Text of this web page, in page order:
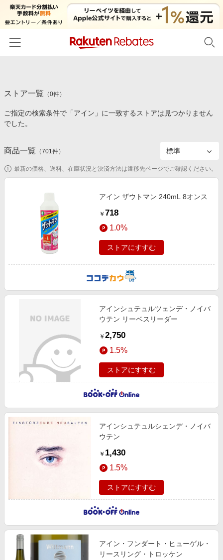
カテゴリー一覧
百貨店・総合ECモール
食品・スイーツ・お酒
コスメ・健康・医薬品
キッズ・ベビー用品
家電・PC・スマホ・カメラ
スポーツ・アウトドア・ゴルフ
旅行・レジャー・ホテル予約
デジタルコンテンツ
ビジネス・その他サービス
イベント一覧
初回購入者限定特典
対象ストア新規限定特典
電子書籍特集
楽天ペイ導入ストア
楽天サービス特集
わくわく夏特集
とことん買い物チャレンジ
Qoo10メガポ
Samsung ボーナスキャンペーン
週末の高還元 夏の長期版
ストア一覧 （0件）
ご指定の検索条件で「アイン」に一致するストアは見つかりません
でした。
商品一覧 （701件）
最新の価格、送料、在庫状況と決済方法は遷移先ページでご確認ください。
アイン ザウトマン 240mL 8オンス
￥ 718
1.0%
ストアにすすむ
アインシュテュルツェンデ・ノイバ
ウテン リーベスリーダー
￥ 2,750
1.5%
ストアにすすむ
アインシュテュルシェンデ・ノイバ
ウテン
￥ 1,430
1.5%
ストアにすすむ
アイン・フンダート・ヒューゲル・
リースリング・トロッケン